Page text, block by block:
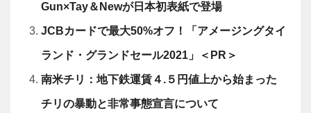
Gun×Tay＆Newが日本初表紙で登場
JCBカードで最大50%オフ！「アメージングタイ
ランド・グランドセール2021」＜PR＞
南米チリ：地下鉄運賃４.５円値上から始まった
チリの暴動と非常事態宣言について